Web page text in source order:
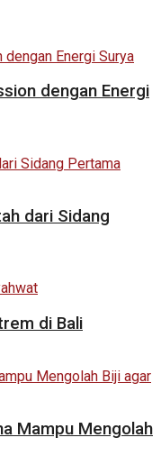
dengan Energi
dari Sidang
di Bali
Mampu Mengolah